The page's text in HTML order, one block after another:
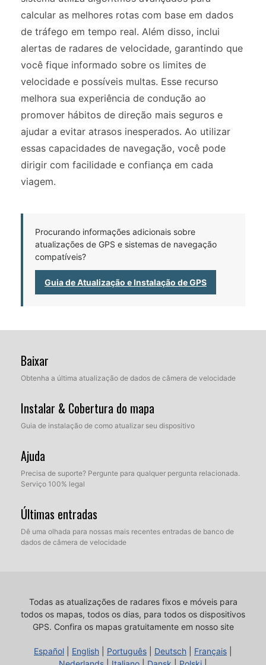
calcular as melhores rotas com base em dados
de tráfego em tempo real. Além disso, inclui
alertas de radares de velocidade, garantindo que
você fique informado sobre os limites de
velocidade e possíveis multas. Esse recurso
melhora sua experiência de condução ao
promover hábitos de direção mais seguros e
ajudar a evitar atrasos inesperados. Ao utilizar
essas capacidades de navegação, você pode
dirigir com facilidade e confiança em cada
viagem.
Procurando informações adicionais sobre
atualizações de GPS e sistemas de navegação
compatíveis?
Guia de Atualização e Instalação de GPS
Baixar
Obtenha a última atualização de dados de câmera de velocidade
Instalar & Cobertura do mapa
Guia de instalação de como atualizar seu dispositivo
Ajuda
Precisa de suporte? Pergunte para qualquer pergunta relacionada.
Serviço 100% legal
Últimas entradas
Dê uma olhada para nossas mais recentes entradas de banco de
dados de câmera de velocidade
Todas as atualizações de radares fixos e móveis para
todos os mapas, todos os dias, para todos os dispositivos
GPS. Confira os mapas gratuitamente em nosso site
Español English Português Deutsch Français